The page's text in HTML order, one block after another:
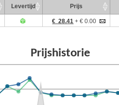
Levertijd Prijs
€ 28.41 + € 0.00